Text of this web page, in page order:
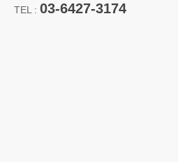
TEL : 03-6427-3174